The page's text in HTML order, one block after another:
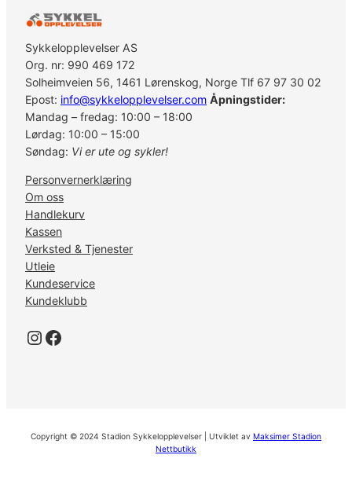
Sykkelopplevelser AS
Org. nr: 990 469 172
Solheimveien 56, 1461 Lørenskog, Norge Tlf 67 97 30 02
Epost: info@sykkelopplevelser.com Åpningstider:
Mandag – fredag: 10:00 – 18:00
Lørdag: 10:00 – 15:00
Søndag: Vi er ute og sykler!
Personvernerklæring
Om oss
Handlekurv
Kassen
Verksted & Tjenester
Utleie
Kundeservice
Kundeklubb
Instagram Facebook
Copyright © 2024 Stadion Sykkelopplevelser | Utviklet av Maksimer Stadion
Nettbutikk